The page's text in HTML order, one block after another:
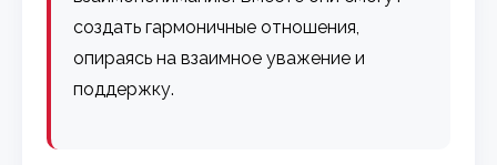
создать гармоничные отношения,
опираясь на взаимное уважение и
поддержку.